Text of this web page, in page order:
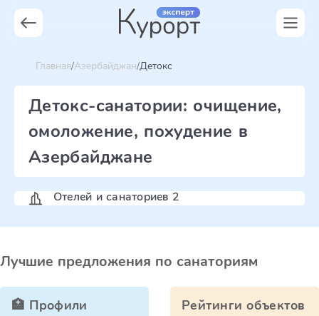
Главная Азербайджан Детокс
Детокс-санатории: очищение,
омоложение, похудение в
Азербайджане
Отелей и санаториев 2
Лучшие предложения по санаториям
🏥 Профили
Рейтинги объектов